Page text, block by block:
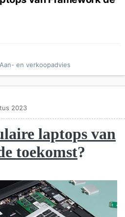
en verkoopadvies
2023
laptops van
toekomst?